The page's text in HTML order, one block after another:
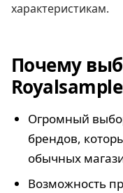
характеристикам.
Почему
Огромный
брендов,
обычных
Возможность